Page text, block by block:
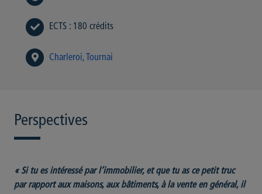
ECTS : 180 crédits
Charleroi Tournai
Perspectives
« Si tu es intéressé par l’immobilier, et que tu as ce petit truc
par rapport aux maisons, aux bâtiments, à la vente en général, il